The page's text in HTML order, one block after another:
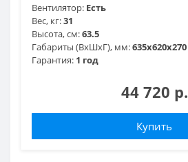
Вентилятор: Есть
Вес, кг:31
Высота, см:63.5
Габариты (ВхШхГ), мм:635х620x270
Гарантия: 1 год
44 720 р.
Купить